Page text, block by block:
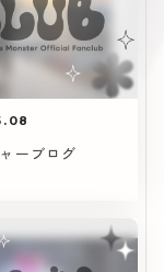
ーブログ